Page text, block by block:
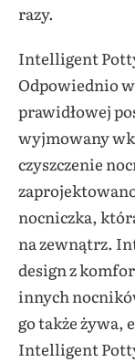
razy.
Intelligent
Odpowiednio
prawidłowej
wyjmowany
czyszczenie
nocniczka,
na zewnątrz.
design z
innych
go także żywa,
Intelligent